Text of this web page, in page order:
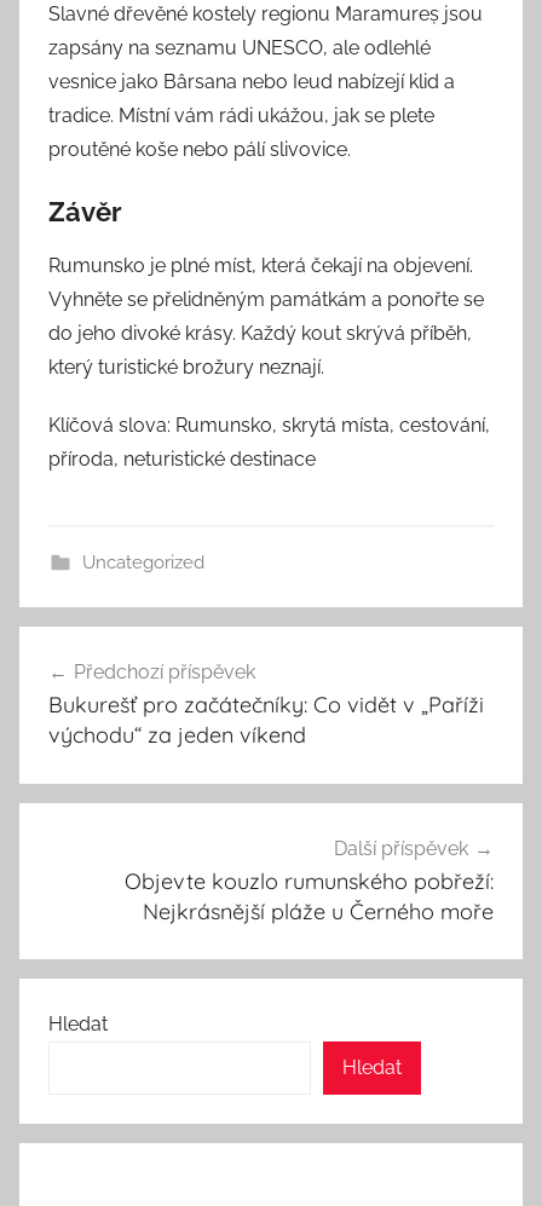
Slavné dřevěné kostely regionu Maramureș jsou
zapsány na seznamu UNESCO, ale odlehlé
vesnice jako Bârsana nebo Ieud nabízejí klid a
tradice. Místní vám rádi ukážou, jak se plete
proutěné koše nebo pálí slivovice.
Závěr
Rumunsko je plné míst, která čekají na objevení.
Vyhněte se přelidněným památkám a ponořte se
do jeho divoké krásy. Každý kout skrývá příběh,
který turistické brožury neznají.
Klíčová slova: Rumunsko, skrytá místa, cestování,
příroda, neturistické destinace
Uncategorized
pro
příspěvek
Předchozí příspěvek
Bukurešť pro začátečníky: Co vidět v „Paříži
východu“ za jeden víkend
Další příspěvek
Objevte kouzlo rumunského pobřeží:
Nejkrásnější pláže u Černého moře
Hledat
Hledat